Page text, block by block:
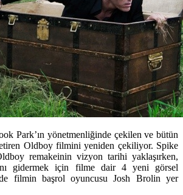
Park’ın yönetmenliğinde çekilen ve bütün
Oldboy filmini yeniden çekiliyor. Spike
remakeinin vizyon tarihi yaklaşırken,
gidermek için filme dair 4 yeni görsel
filmin başrol oyuncusu Josh Brolin yer